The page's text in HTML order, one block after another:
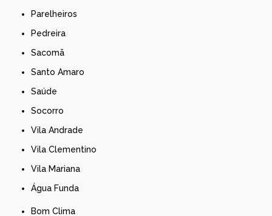
Parelheiros
Pedreira
Sacomã
Santo Amaro
Saúde
Socorro
Vila Andrade
Vila Clementino
Vila Mariana
Água Funda
Bom Clima